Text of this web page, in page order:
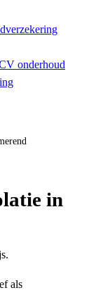
onderhoud
in
als